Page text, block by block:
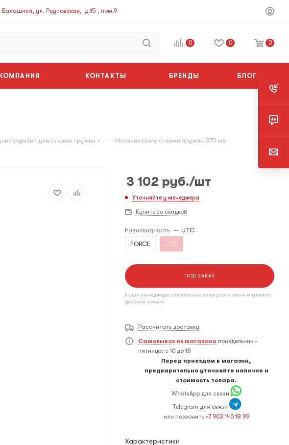
Балашиха, ул. Реутовская, д.15 , пом.9
0 0 0
КОМПАНИЯ КОНТАКТЫ БРЕНДЫ БЛОГ
для стяжки пружин — Механические стяжки пружин 370 мм
3 102 руб./шт
Уточняйте у менеджера
Купить со скидкой
Разновидность — JTC
FORCE
JTC
ПОД ЗАКАЗ
Наши менеджеры обязательно свяжутся с вами и уточнят
условия заказа
Рассчитать доставку
Самовывоз из магазина понедельник -
пятница: с 10 до 18
Перед приездом в магазин,
предварительно уточняйте наличие и
стоимость товара.
WhatsApp для связи
Telegram для связи
или позвонить +7 903 140 18 99
Характеристики